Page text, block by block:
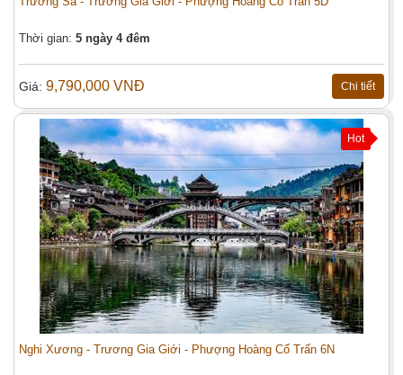
Thời gian: 5 ngày 4 đêm
Giá: 9,790,000 VNĐ Chi tiết
Hot
Nghi Xương - Trương Gia Giới - Phượng Hoàng Cổ Trấn 6N